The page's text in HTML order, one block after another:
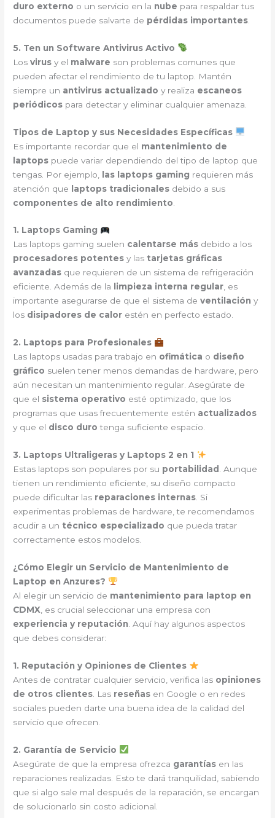
duro externo o un servicio en la nube para respaldar tus
documentos puede salvarte de pérdidas importantes
5. Ten un Software Antivirus Activo
Losvirus y el malware son problemas comunes que
pueden afectar el rendimiento de tu laptop. Mantén
siempre un antivirus actualizado y realiza escaneos
periódicos para detectar y eliminar cualquier amenaza.
Tipos de Laptop y sus Necesidades Específicas
Es importante recordar que el mantenimiento de
laptops puede variar dependiendo del tipo de laptop que
tengas. Por ejemplo, las laptops gaming requieren más
atención que laptops tradicionales debido a sus
componentes de alto rendimiento
1. Laptops Gaming
Las laptops gaming suelen calentarse más debido a los
procesadores potentes y las tarjetas gráficas
avanzadas que requieren de un sistema de refrigeración
eficiente. Además de la
limpieza interna regular, es
importante asegurarse de que el sistema deventilación y
los disipadores de calor estén en perfecto estado.
2. Laptops para Profesionales
Las laptops usadas para trabajo en ofimática o diseño
gráfico suelen tener menos demandas de hardware, pero
aún necesitan un mantenimiento regular. Asegúrate de
que el sistema operativo esté optimizado, que los
programas que usas frecuentemente estén actualizados
y que el disco duro tenga suficiente espacio.
3. Laptops Ultraligeras y Laptops 2 en 1
Estas laptops son populares por su portabilidad
. Aunque
tienen un rendimiento eficiente, su diseño compacto
puede dificultar las reparaciones internas . Si
experimentas problemas de hardware, te recomendamos
acudir a un técnico especializado que pueda tratar
correctamente estos modelos.
¿Cómo Elegir un Servicio de Mantenimiento de
Laptop en Anzures?
Al elegir un servicio de mantenimiento para laptop en
CDMX , es crucial seleccionar una empresa con
experiencia y reputación . Aquí hay algunos aspectos
que debes considerar:
1. Reputación y Opiniones de Clientes
Antes de contratar cualquier servicio, verifica las opiniones
de otros clientes . Las reseñas en Google o en redes
sociales pueden darte una buena idea de la calidad del
servicio que ofrecen.
2. Garantía de Servicio
Asegúrate de que la empresa ofrezca garantías en las
reparaciones realizadas. Esto te dará tranquilidad, sabiendo
que si algo sale mal después de la reparación, se encargan
de solucionarlo sin costo adicional.